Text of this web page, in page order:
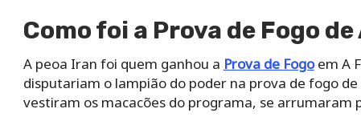
Como foi a Prova de Fogo
A peoa Iran foi quem ganhou a Prova de Fogoem A
disputariam o lampião do poder na prova de fogo
vestiram os macacões do programa, se